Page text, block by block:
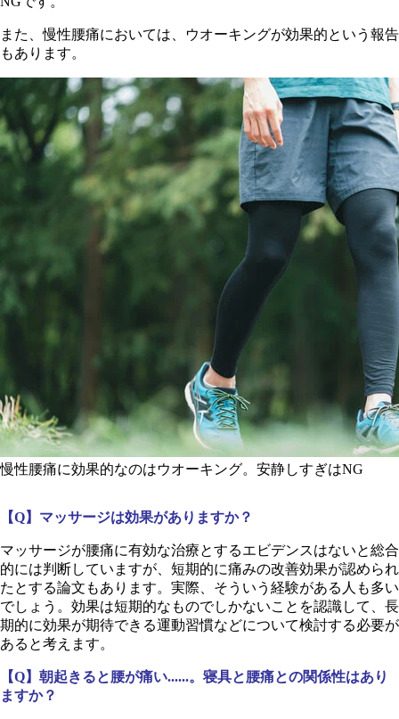
また、慢性腰痛においては、ウオーキングが効果的という報告
もあります。
慢性腰痛に効果的なのはウオーキング。安静しすぎはNG
【Q】マッサージは効果がありますか？
マッサージが腰痛に有効な治療とするエビデンスはないと総合
的には判断していますが、短期的に痛みの改善効果が認められ
たとする論文もあります。実際、そういう経験がある人も多い
でしょう。効果は短期的なものでしかないことを認識して、長
期的に効果が期待できる運動習慣などについて検討する必要が
あると考えます。
【Q】朝起きると腰が痛い......。寝具と腰痛との関係性はあり
ますか？